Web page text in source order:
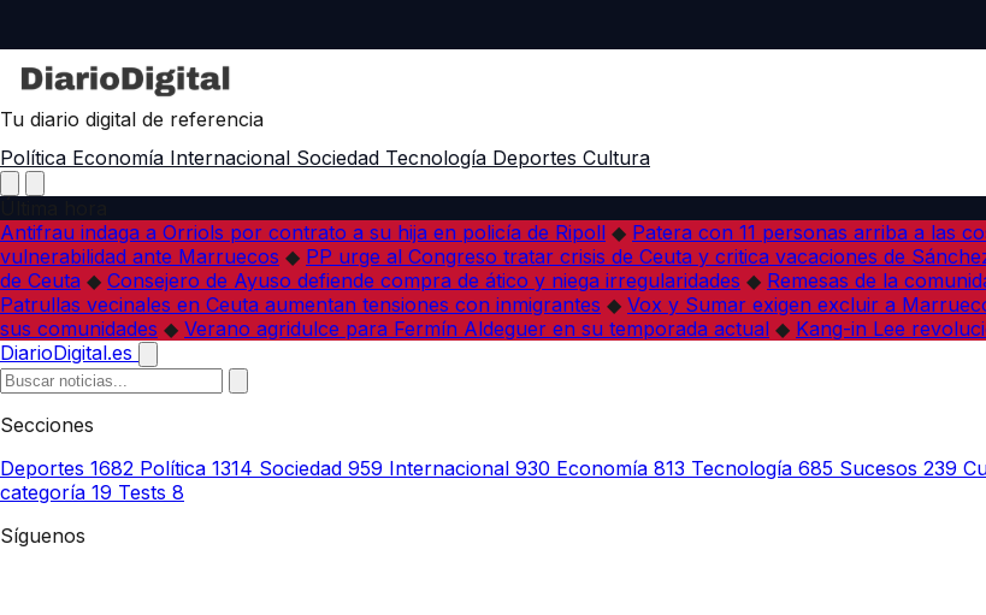
Tu diario digital de referencia
Política Economía Internacional Sociedad Tecnología Deportes Cultura
Antifrau indaga a Orriols por contrato a su hija en policía de Ripoll ◆ Patera con 11 personas arriba a las
vulnerabilidad ante Marruecos ◆ PP urge al Congreso tratar crisis de Ceuta y critica vacaciones de
de Ceuta ◆ Consejero de Ayuso defiende compra de ático y niega irregularidades ◆ Remesas de la
Patrullas vecinales en Ceuta aumentan tensiones con inmigrantes ◆ Vox y Sumar exigen excluir a
sus comunidades ◆ Verano agridulce para Fermín Aldeguer en su temporada actual ◆ Kang-in Lee
DiarioDigital.es
Secciones
Deportes 1682 Política 1314 Sociedad 959 Internacional 930 Economía 813 Tecnología 685 Sucesos 239
categoría 19 Tests 8
Síguenos